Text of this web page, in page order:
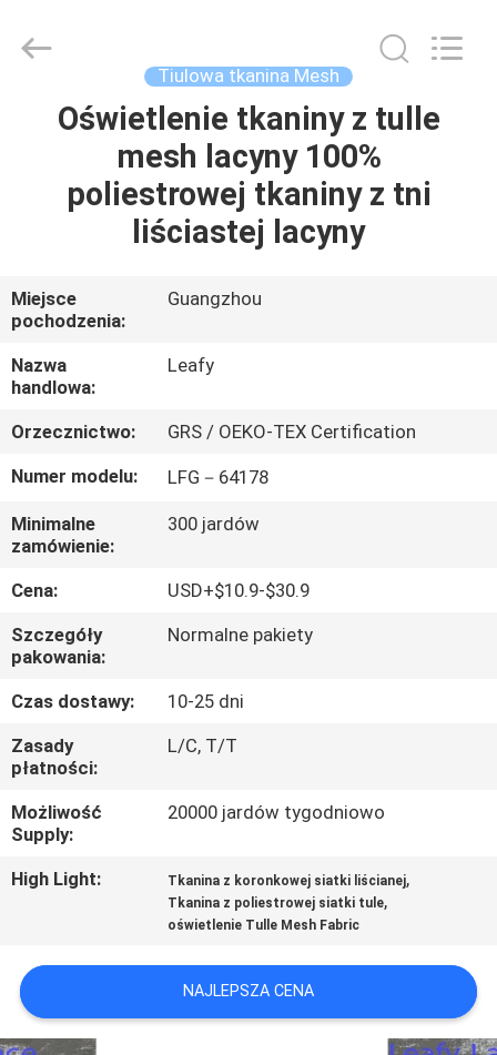
DOM
PRODUKTY
NAS
WYCIECZKA
PO
FABRYCE
KONTROLA
JAKOŚCI
SKONTAKTUJ
SIĘ
Z
NAMI
AKTUALNOŚCI
POPROSIĆ
SITEMAP
Tiulowa tkanina Mesh
Oświetlenie tkaniny z tulle
mesh lacyny 100%
poliestrowej tkaniny z tni
liściastej lacyny
Miejsce
pochodzenia:
Guangzhou
Nazwa
handlowa:
Leafy
Orzecznictwo:
GRS / OEKO-TEX Certification
Numer modelu:
LFG－64178
Minimalne
zamówienie:
300 jardów
Cena:
USD+$10.9-$30.9
Szczegóły
pakowania:
Normalne pakiety
Czas dostawy:
10-25 dni
Zasady
płatności:
L/C, T/T
Możliwość
Supply:
20000 jardów tygodniowo
High Light: Tkanina z koronkowej siatki liścianej,
Tkanina z poliestrowej siatki tule,
oświetlenie Tulle Mesh Fabric
NAJLEPSZA CENA